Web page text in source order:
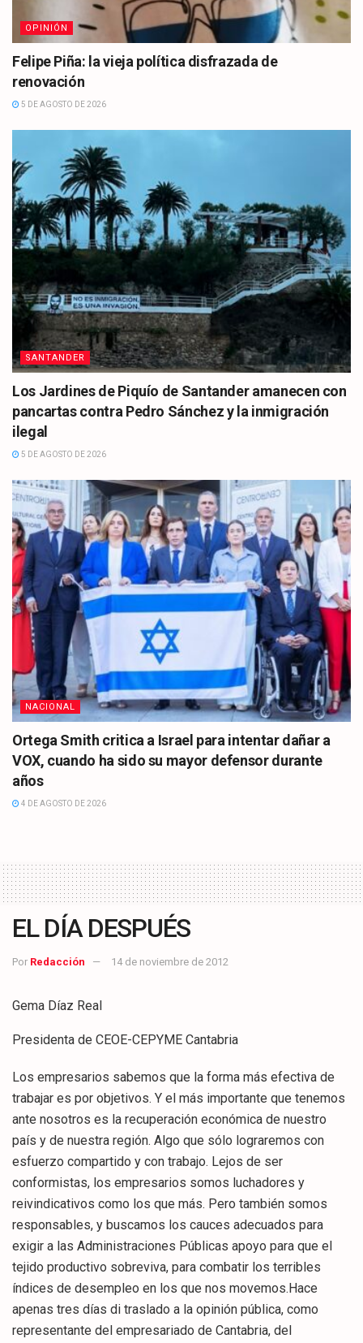
OPINIÓN
Felipe Piña: la vieja política disfrazada de
renovación
5 DE AGOSTO DE 2026
SANTANDER
Los Jardines de Piquío de Santander amanecen con
pancartas contra Pedro Sánchez y la inmigración
ilegal
5 DE AGOSTO DE 2026
NACIONAL
Ortega Smith critica a Israel para intentar dañar a
VOX, cuando ha sido su mayor defensor durante
años
4 DE AGOSTO DE 2026
EL DÍA DESPUÉS
Por Redacción 14 de noviembre de 2012
Gema Díaz Real
Presidenta de CEOE-CEPYME Cantabria
Los empresarios sabemos que la forma más efectiva de
trabajar es por objetivos. Y el más importante que tenemos
ante nosotros es la recuperación económica de nuestro
país y de nuestra región. Algo que sólo lograremos con
esfuerzo compartido y con trabajo. Lejos de ser
conformistas, los empresarios somos luchadores y
reivindicativos como los que más. Pero también somos
responsables, y buscamos los cauces adecuados para
exigir a las Administraciones Públicas apoyo para que el
tejido productivo sobreviva, para combatir los terribles
índices de desempleo en los que nos movemos.Hace
apenas tres días di traslado a la opinión pública, como
representante del empresariado de Cantabria, del